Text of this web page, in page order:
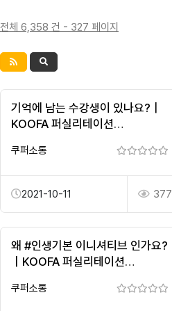
전체 6,358 건 - 327 페이지
기억에 남는 수강생이 있나요?｜
KOOFA 퍼실리테이션
쿠퍼소통
2021-10-11 377
왜 #인생기본 이니셔티브 인가요?
｜KOOFA 퍼실리테이션
쿠퍼소통